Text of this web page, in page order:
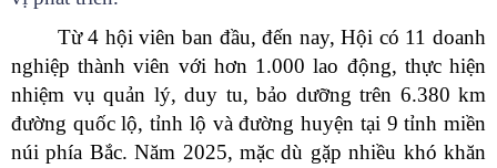
Từ 4 hội viên ban đầu, đến nay, Hội có 11 doanh
nghiệp thành viên với hơn 1.000 lao động, thực hiện
nhiệm vụ quản lý, duy tu, bảo dưỡng trên 6.380 km
đường quốc lộ, tỉnh lộ và đường huyện tại 9 tỉnh miền
núi phía Bắc. Năm 2025, mặc dù gặp nhiều khó khăn